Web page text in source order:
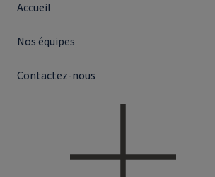
Accueil
Nos équipes
Contactez-nous